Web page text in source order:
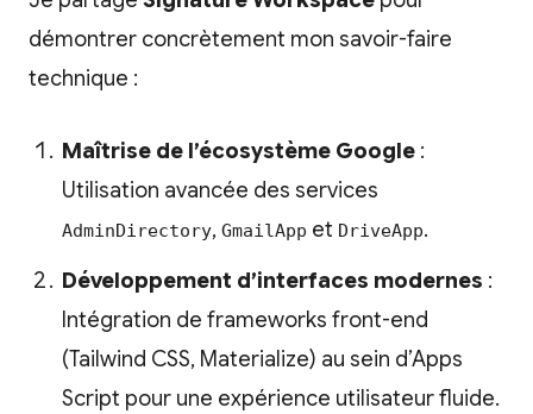
démontrer concrètement mon savoir-faire
technique :
Maîtrise de l’écosystème Google :
Utilisation avancée des services
AdminDirectory, GmailApp et DriveApp.
Développement d’interfaces modernes :
Intégration de frameworks front-end
(Tailwind CSS, Materialize) au sein d’Apps
Script pour une expérience utilisateur fluide.